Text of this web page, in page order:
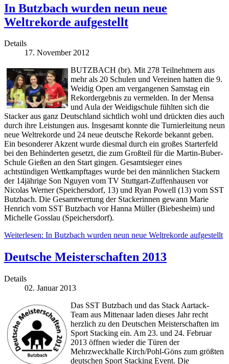
In Butzbach wurden neun neue
Weltrekorde aufgestellt
Details
17. November 2012
BUTZBACH (br). Mit 278 Teilnehmern aus
mehr als 20 Schulen und Vereinen hatten die 9.
Weidig Open am vergangenen Samstag ein
Rekordergebnis zu vermelden. In der Mensa
und Aula der Weidigschule fühlten sich die
Stacker aus ganz Deutschland sichtlich wohl und drückten dies auch
durch ihre Leistungen aus. Insgesamt konnte die Turnierleitung neun
neue Weltrekorde und 24 neue deutsche Rekorde bekannt geben.
Ein besonderer Akzent wurde diesmal durch ein großes Starterfeld
bei den Behinderten gesetzt, die zum Großteil für die Martin-Buber-
Schule Gießen an den Start gingen. Gesamtsieger eines
achtstündigen Wettkampftages wurde bei den männlichen Stackern
der 14jährige Son Nguyen vom TV Stuttgart-Zuffenhausen vor
Nicolas Werner (Speichersdorf, 13) und Ryan Powell (13) vom SST
Butzbach. Die Gesamtwertung der Stackerinnen gewann Marie
Henrich vom SST Butzbach vor Hanna Müller (Biebesheim) und
Michelle Gosslau (Speichersdorf).
Weiterlesen: In Butzbach wurden neun neue Weltrekorde aufgestellt
Deutsche Meisterschaften 2013
Details
02. Januar 2013
Das SST Butzbach und das Stack Aartack-
Team aus Mittenaar laden dieses Jahr recht
herzlich zu den Deutschen Meisterschaften im
Sport Stacking ein. Am 23. und 24. Februar
2013 öffnen wieder die Türen der
Mehrzweckhalle Kirch/Pohl-Göns zum größten
deutschen Sport Stacking Event. Die